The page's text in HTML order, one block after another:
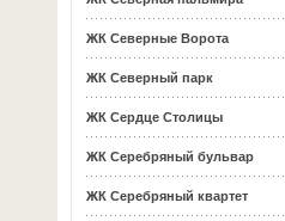
ЖК Северные Ворота
ЖК Северный парк
ЖК Сердце Столицы
ЖК Серебряный бульвар
ЖК Серебряный квартет